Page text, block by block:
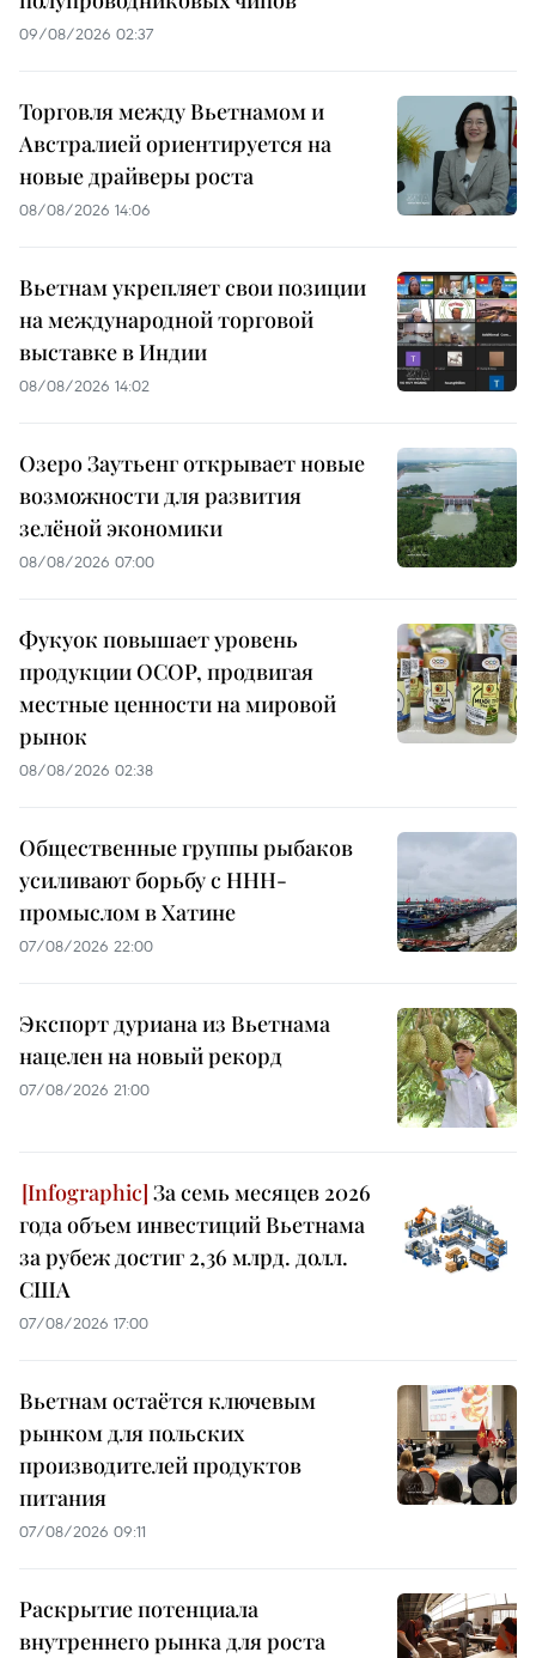
09/08/2026 02:37
Торговля между Вьетнамом и
Австралией ориентируется на
новые драйверы роста
08/08/2026 14:06
Вьетнам укрепляет свои позиции
на международной торговой
выставке в Индии
08/08/2026 14:02
Озеро Заутьенг открывает новые
возможности для развития
зелёной экономики
08/08/2026 07:00
Фукуок повышает уровень
продукции OCOP, продвигая
местные ценности на мировой
рынок
08/08/2026 02:38
Общественные группы рыбаков
усиливают борьбу с ННН-
промыслом в Хатине
07/08/2026 22:00
Экспорт дуриана из Вьетнама
нацелен на новый рекорд
07/08/2026 21:00
За семь месяцев 2026
года объем инвестиций Вьетнама
за рубеж достиг 2,36 млрд. долл.
США
07/08/2026 17:00
Вьетнам остаётся ключевым
рынком для польских
производителей продуктов
питания
07/08/2026 09:11
Раскрытие потенциала
внутреннего рынка для роста